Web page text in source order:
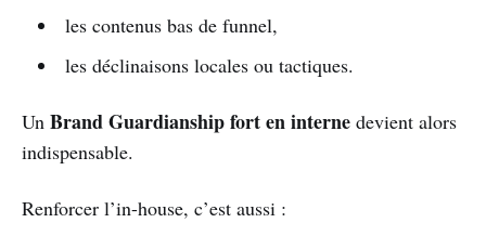
les contenus bas de funnel,
les déclinaisons locales ou tactiques.
Un Brand Guardianship fort en interne devient alors
indispensable.
Renforcer l’in-house, c’est aussi :